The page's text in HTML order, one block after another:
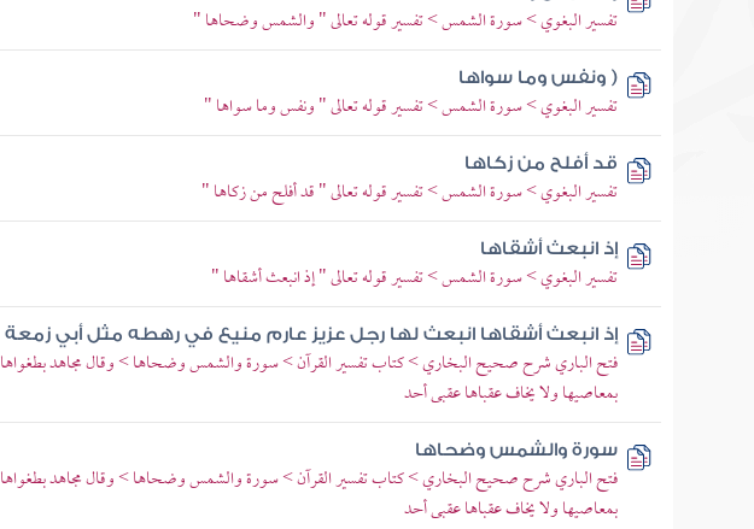
تفسير البغوي > سورة الشمس > تفسير قوله تعالى " والشمس وضحاها "
( ونفس وما سواها
تفسير البغوي > سورة الشمس > تفسير قوله تعالى " ونفس وما سواها "
قد أفلح من زكاها
تفسير البغوي > سورة الشمس > تفسير قوله تعالى " قد أفلح من زكاها "
إذ انبعث أشقاها
تفسير البغوي > سورة الشمس > تفسير قوله تعالى " إذ انبعث أشقاها "
إذ انبعث أشقاها انبعث لها رجل عزيز عارم منيع في رهطه مثل أبي زمعة
فتح الباري شرح صحيح البخاري > كتاب تفسير القرآن > سورة والشمس وضحاها > وقال مجاهد بطغواها
بمعاصيها ولا يخاف عقباها عقبى أحد
سورة والشمس وضحاها
فتح الباري شرح صحيح البخاري > كتاب تفسير القرآن > سورة والشمس وضحاها > وقال مجاهد بطغواها
بمعاصيها ولا يخاف عقباها عقبى أحد